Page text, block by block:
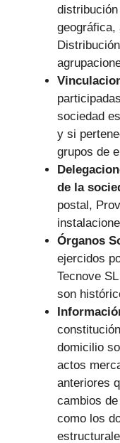
geográfica,
sociedad
y si
grupos de
de la
postal,
Órganos
ejercidos
Tecnove
son
domicilio
actos
anteriores
cambios
como los